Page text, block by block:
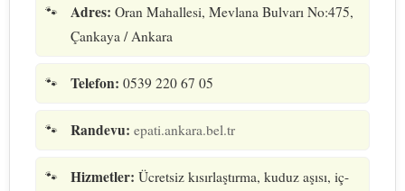
Adres: Oran Mahallesi, Mevlana Bulvarı No:475,
Çankaya / Ankara
Telefon: 0539 220 67 05
Randevu: epati.ankara.bel.tr
Hizmetler: Ücretsiz kısırlaştırma, kuduz aşısı, iç-